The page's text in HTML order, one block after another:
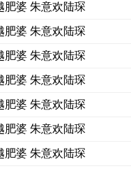
肥婆 朱意欢陆琛
肥婆 朱意欢陆琛
肥婆 朱意欢陆琛
肥婆 朱意欢陆琛
肥婆 朱意欢陆琛
肥婆 朱意欢陆琛
肥婆 朱意欢陆琛